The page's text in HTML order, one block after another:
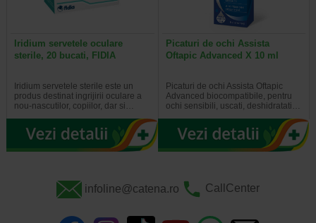
Iridium servetele oculare
sterile, 20 bucati, FIDIA
Iridium servetele sterile este un
produs destinat ingrijirii oculare a
nou-nascutilor, copiilor, dar si…
Picaturi de ochi Assista
Oftapic Advanced X 10 ml
Picaturi de ochi Assista Oftapic
Advanced biocompatibile, pentru
ochi sensibili, uscati, deshidratati…
infoline@catena.ro CallCenter